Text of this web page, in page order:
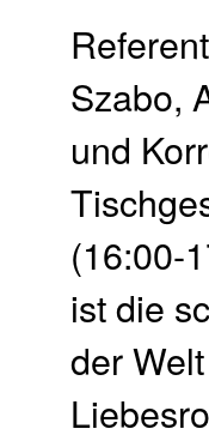
Szabo,
und
(16:00-
ist die
der